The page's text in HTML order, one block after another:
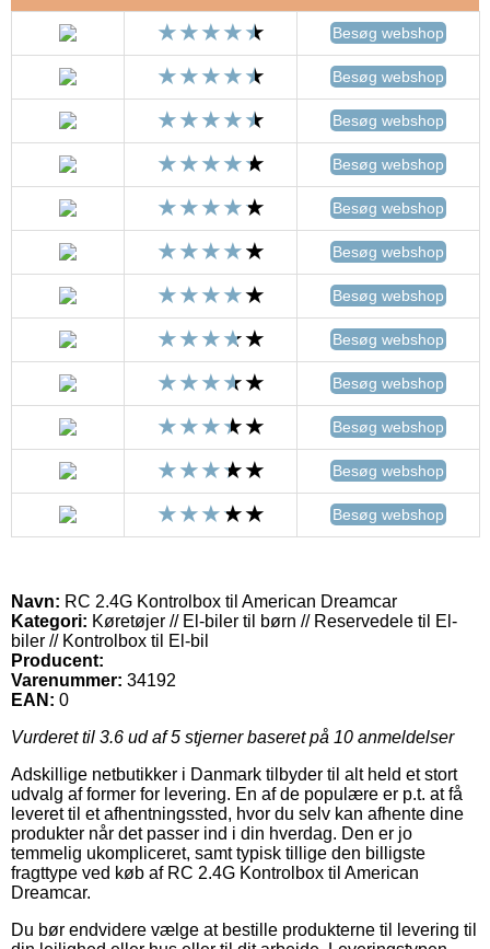
Besøg webshop
Besøg webshop
Besøg webshop
Besøg webshop
Besøg webshop
Besøg webshop
Besøg webshop
Besøg webshop
Besøg webshop
Besøg webshop
Besøg webshop
Besøg webshop
Navn: RC 2.4G Kontrolbox til American Dreamcar
Kategori: Køretøjer // El-biler til børn // Reservedele til El-
biler // Kontrolbox til El-bil
Producent:
Varenummer: 34192
EAN: 0
Vurderet til 3.6 ud af 5 stjerner baseret på 10 anmeldelser
Adskillige netbutikker i Danmark tilbyder til alt held et stort
udvalg af former for levering. En af de populære er p.t. at få
leveret til et afhentningssted, hvor du selv kan afhente dine
produkter når det passer ind i din hverdag. Den er jo
temmelig ukompliceret, samt typisk tillige den billigste
fragttype ved køb af RC 2.4G Kontrolbox til American
Dreamcar.
Du bør endvidere vælge at bestille produkterne til levering til